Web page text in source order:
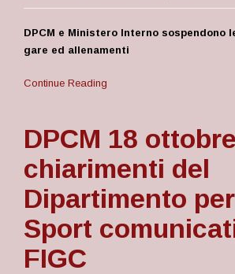
DPCM e Ministero Interno sospendono
gare ed allenamenti
Continue Reading
DPCM 18
chiarimenti del
Dipartimento
Sport
FIGC